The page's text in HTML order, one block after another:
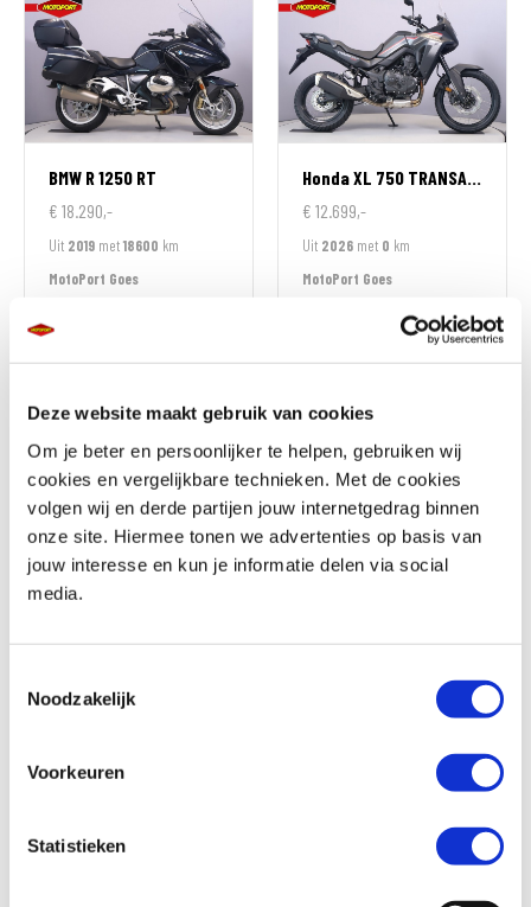
Deze website maakt gebruik van cookies
Om je beter en persoonlijker te helpen, gebruiken wij
cookies en vergelijkbare technieken. Met de cookies
volgen wij en derde partijen jouw internetgedrag binnen
onze site. Hiermee tonen we advertenties op basis van
jouw interesse en kun je informatie delen via social
media.
Noodzakelijk
Voorkeuren
Statistieken
BMW R 1250 RT
€ 18.290,-
Uit 2019 met18600 km
MotoPort Goes
HondaXL 750 TRANSALP
€ 12.699,-
Uit 2026 met 0 km
MotoPort Goes
Triumph BONNEVILLE T100
€ 11.490,-
Uit2024
Honda
XL 750 TRANSALP
€ 12.699,-
CBR 650 R ABS